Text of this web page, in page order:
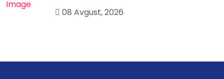
08 Avgust, 2026